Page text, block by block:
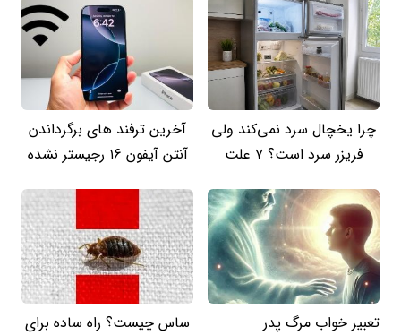
چرا یخچال سرد نمی‌کند ولی
فریزر سرد است؟ 7 علت
آخرین ترفند های برگرداندن
آنتن آیفون ۱۶ رجیستر نشده
تعبیر خواب مرگ پدر
ساس چیست؟ راه ساده برای